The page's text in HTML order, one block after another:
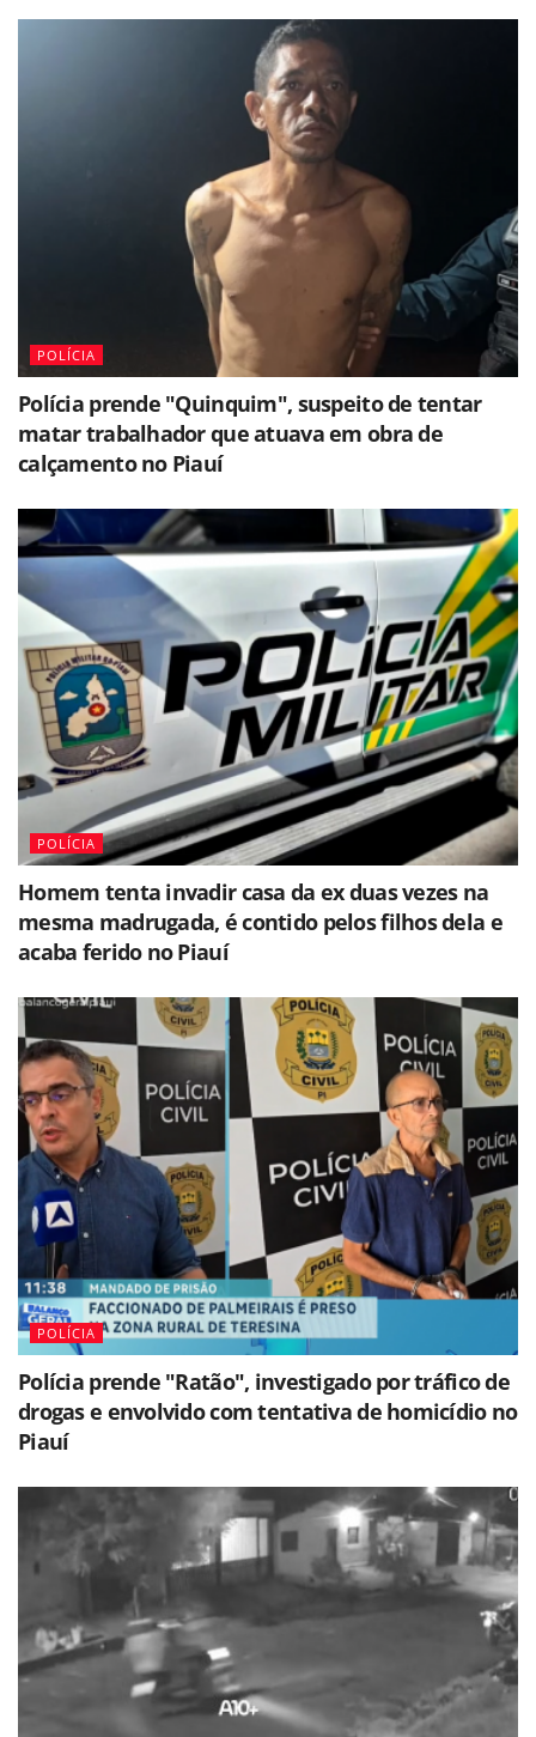
POLÍCIA
Polícia prende "Quinquim", suspeito de tentar
matar trabalhador que atuava em obra de
calçamento no Piauí
POLÍCIA
Homem tenta invadir casa da ex duas vezes na
mesma madrugada, é contido pelos filhos dela e
acaba ferido no Piauí
POLÍCIA
Polícia prende "Ratão", investigado por tráfico de
drogas e envolvido com tentativa de homicídio no
Piauí